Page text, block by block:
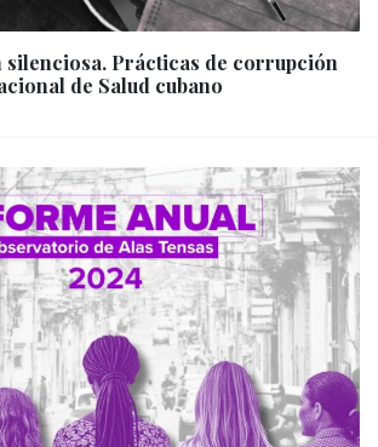
silenciosa. Prácticas de corrupción
de Salud cubano